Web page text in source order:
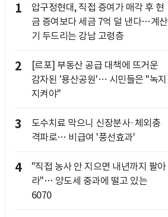
1
압구정현대, 직접 증여가 매각 후 현
금 증여보다 세금 7억 덜 낸다…계산
기 두드리는 강남 고령층
2
[르포] 부동산 공급 대책에 뜨거운
감자된 '용산공원'… 시민들은 "녹지
지켜야"
3
도수치료 막으니 신장분사·체외충
격파로… 비급여 '풍선효과'
4
"직접 농사 안 지으면 내년까지 팔아
라"… 양도세 중과에 떨고 있는
6070